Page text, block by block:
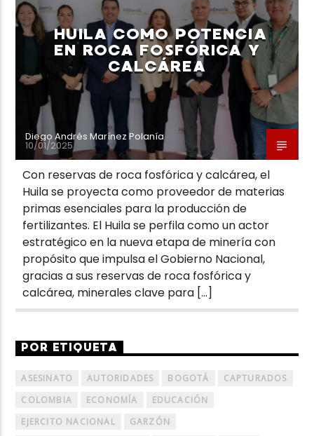
Neiva Estereo
HUILA COMO POTENCIA
EN ROCA FOSFÓRICA Y
CALCÁREA
Diego Andrés Marínez Polanía
10/01/2025
Con reservas de roca fosfórica y calcárea, el
Huila se proyecta como proveedor de materias
primas esenciales para la producción de
fertilizantes. El Huila se perfila como un actor
estratégico en la nueva etapa de minería con
propósito que impulsa el Gobierno Nacional,
gracias a sus reservas de roca fosfórica y
calcárea, minerales clave para […]
POR ETIQUETA
ASESINATO AUTORIDADES BOGOTÁ
CAPTURADOS
COLOMBIA
ECONOMÍA
EDUCACIÓN
EJERCITO NACIONAL
GARZÓN